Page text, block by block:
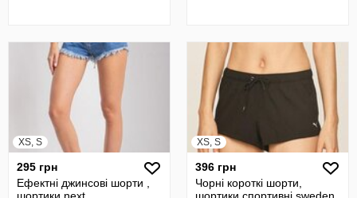
XS, S
295 грн
Ефектні джинсові шорти ,
XS, S
396 грн
Чорні короткі шорти,